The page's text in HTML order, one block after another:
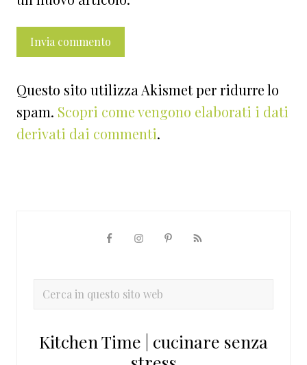
Questo sito utilizza Akismet per ridurre lo
spam. Scopri come vengono elaborati i dati
derivati dai commenti.
primaria
Cerca
sito
Kitchen Time | cucinare senza